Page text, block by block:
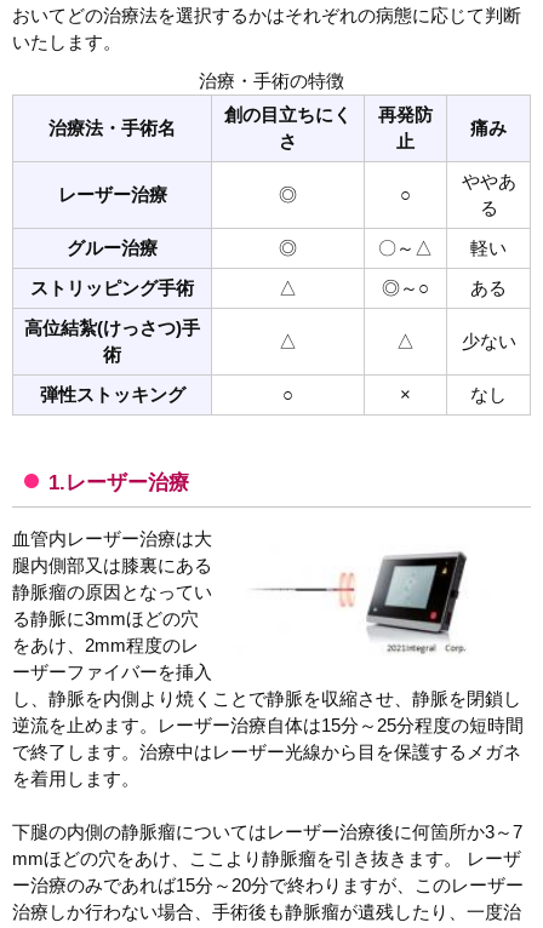
おいてどの治療法を選択するかはそれぞれの病態に応じて判断
いたします。
治療・手術の特徴
治療法・手術名
創の目立ちにく
さ
再発防
止
痛み
レーザー治療 ◎ ○
ややあ
る
グルー治療
◎ 〇～△
軽い
ストリッピング手術
△ ◎～○
ある
高位結紮(けっさつ)手
術
△ △ 少ない
弾性ストッキング ○ × なし
1.レーザー治療
血管内レーザー治療は大
腿内側部又は膝裏にある
静脈瘤の原因となってい
る静脈に3mmほどの穴
をあけ、2mm程度のレ
ーザーファイバーを挿入
し、静脈を内側より焼くことで静脈を収縮させ、静脈を閉鎖し
逆流を止めます。レーザー治療自体は15分～25分程度の短時間
で終了します。治療中はレーザー光線から目を保護するメガネ
を着用します。
下腿の内側の静脈瘤についてはレーザー治療後に何箇所か3～7
mmほどの穴をあけ、ここより静脈瘤を引き抜きます。 レーザ
ー治療のみであれば15分～20分で終わりますが、このレーザー
治療しか行わない場合、手術後も静脈瘤が遺残したり、一度治